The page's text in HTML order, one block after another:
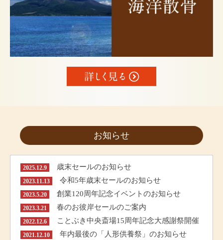
お知らせ
2025.12.9 歳末セールのお知らせ
2023.11.13 令和5年歳末セールのお知らせ
2023.5.20 創業120周年記念イベントのお知らせ
2023.3.21 春のお彼岸セールのご案内
2022.12.6 ことぶき中央斎場15周年記念大感謝祭開催
2021.12.10 年内最後の「人形供養祭」のお知らせ